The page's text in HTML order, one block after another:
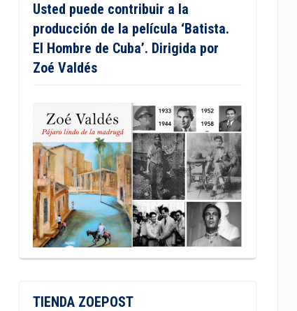
Usted puede contribuir a la
producción de la película ‘Batista.
El Hombre de Cuba’. Dirigida por
Zoé Valdés
TIENDA ZOEPOST